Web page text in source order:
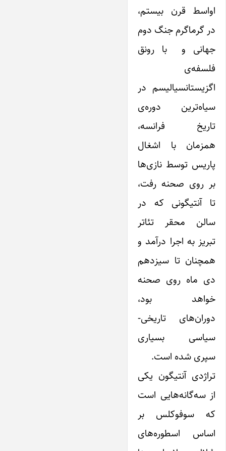
اواسط قرن بیستم،
در گرماگرم جنگ دوم
جهانی و با رونق
فلسفه‌ی
اگزیستانسیالیسم در
سیاه‌ترین دوره‌ی
تاریخ فرانسه،
همزمان با اشغال
پاریس توسط نازی‌ها
بر روی صحنه رفت،
تا آنتیگونی که در
سالن محقر تئاتر
تبریز به اجرا درآمد و
همچنان تا سیزدهم
دی ماه روی صحنه
خواهد بود،
دوران‌های تاریخی-
سیاسی بسیاری
سپری شده است.
تراژدی آنتیگون یکی
از سه‌گانه‌هایی است
که سوفوکلس بر
اساس اسطوره‌‌های